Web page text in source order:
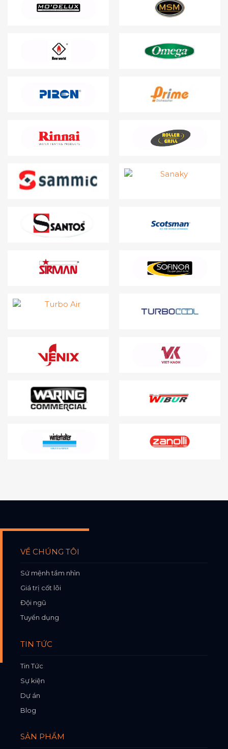
VỀ CHÚNG TÔI
Sứ mệnh tầm nhìn
Giá trị cốt lõi
Đội ngũ
Tuyển dụng
TIN TỨC
Tin Tức
Sự kiện
Dự án
Blog
SẢN PHẨM